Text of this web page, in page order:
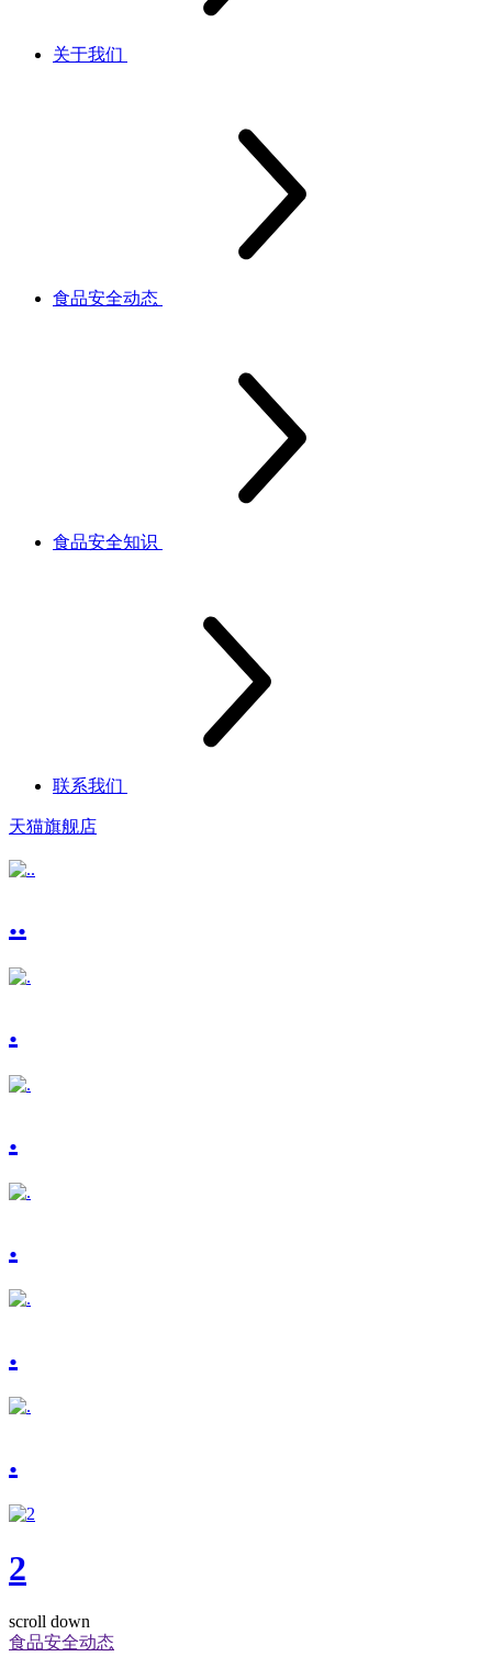
关于我们
食品安全动态
食品安全知识
联系我们
天猫旗舰店
..
.
.
.
.
.
2
scroll down
食品安全动态